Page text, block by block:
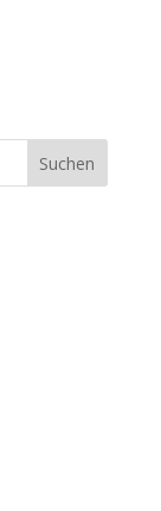
Suchen